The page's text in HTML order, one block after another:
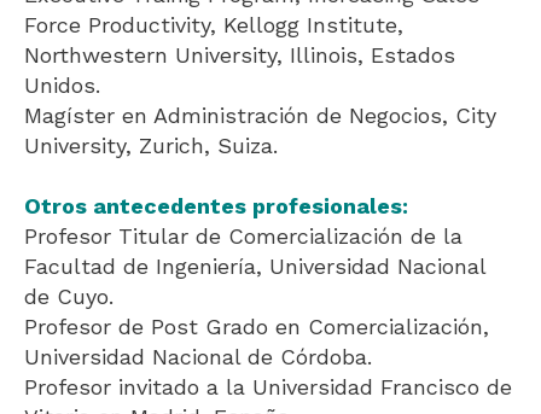
Force Productivity, Kellogg Institute,
Northwestern University, Illinois, Estados
Unidos.
Magíster en Administración de Negocios, City
University, Zurich, Suiza.
Otros antecedentes profesionales:
Profesor Titular de Comercialización de la
Facultad de Ingeniería, Universidad Nacional
de Cuyo.
Profesor de Post Grado en Comercialización,
Universidad Nacional de Córdoba.
Profesor invitado a la Universidad Francisco de